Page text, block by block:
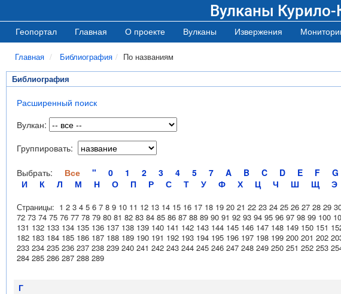
Вулканы Курило-
Геопортал Главная О проекте Вулканы Извержения
Главная Библиография По названиям
Библиография
Расширенный поиск
Вулкан:
Группировать:
Выбрать: Все " 0 1 2 3 4 5 7 A B C D E F G
И
К Л М Н О П Р С Т У Ф Х Ц Ч Ш Щ Э
Страницы: 1 2 3 4 5 6 7 8 9 10 11 12 13 14 15 16 17 18 19 20 21 22 23 24 25 26 27 28 29
72 73 74 75 76 77 78 79 80 81 82 83 84 85 86 87 88 89 90 91 92 93 94 95 96 97 98 99 100
131 132 133 134 135 136 137 138 139 140 141 142 143 144 145 146 147 148 149 150 151
182 183 184 185 186 187 188 189 190 191 192 193 194 195 196 197 198 199 200 201 202
233 234 235 236 237 238 239 240 241 242 243 244 245 246 247 248 249 250 251 252 253
284 285 286 287 288 289
Г